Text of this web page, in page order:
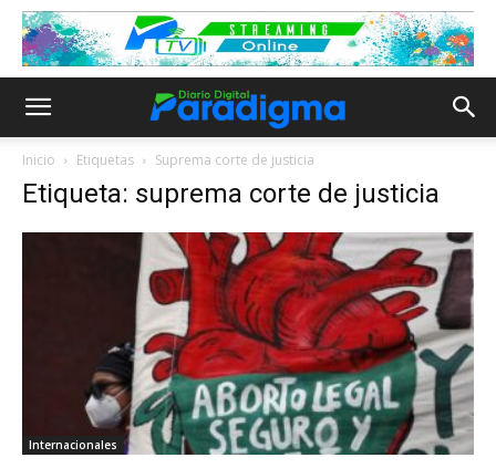
Inicio Etiquetas Suprema corte de justicia
Etiqueta: suprema corte de justicia
Internacionales